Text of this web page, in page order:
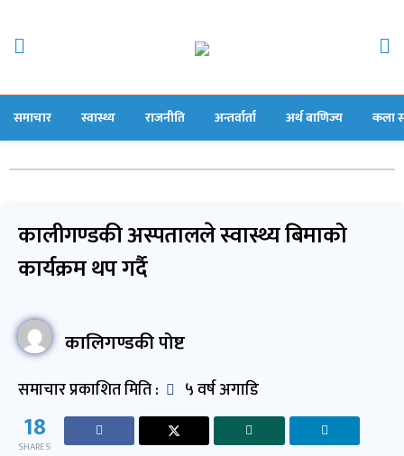
समाचार स्वास्थ्य राजनीति अन्तर्वार्ता अर्थ बाणिज्य कला
कालीगण्डकी अस्पतालले स्वास्थ्य बिमाको
कार्यक्रम थप गर्दै
कालिगण्डकी पोष्ट
समाचार प्रकाशित मिति : ५ वर्ष अगाडि
18
SHARES